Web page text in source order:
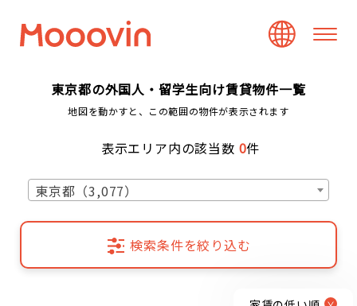
東京都の外国人・留学生向け賃貸物件一覧
地図を動かすと、この範囲の物件が表示されます
表示エリア内の該当数 0件
東京都（3,077）
検索条件を絞り込む